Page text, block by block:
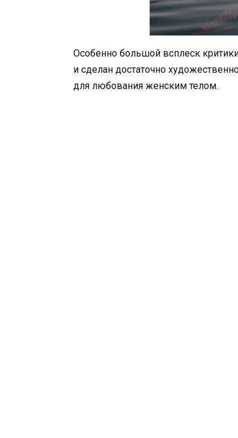
Особенно большой всплеск
и сделан достаточно
для любования женским телом.